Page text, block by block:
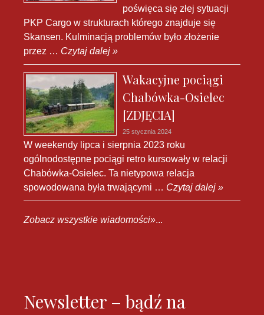
poświęca się złej sytuacji
PKP Cargo w strukturach którego znajduje się
Skansen. Kulminacją problemów było złożenie
przez … Czytaj dalej »
Wakacyjne pociągi
Chabówka-Osielec
[ZDJĘCIA]
25 stycznia 2024
W weekendy lipca i sierpnia 2023 roku
ogólnodostępne pociągi retro kursowały w relacji
Chabówka-Osielec. Ta nietypowa relacja
spowodowana była trwającymi … Czytaj dalej »
Zobacz wszystkie wiadomości»...
Newsletter – bądź na